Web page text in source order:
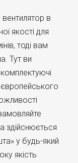
в
якості для
тоді вам
Тут ви
здійснюється
у будь-який
якість